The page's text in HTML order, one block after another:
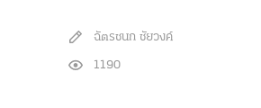
ฉัตรชนก ชัยวงค์
1190